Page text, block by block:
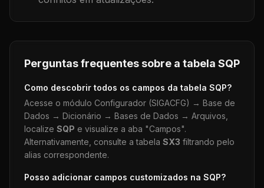
Perguntas frequentes sobre a tabela SQP
Como descobrir todos os campos da tabela SQP?
Acesse o módulo Configurador (SIGACFG) → Base de
Dados → Dicionário → Bases de Dados → Arquivos,
localize SQP e visualize a aba "Campos".
Alternativamente, consulte a tabela SX3 filtrando pelo
alias correspondente.
Posso adicionar campos customizados na SQP?